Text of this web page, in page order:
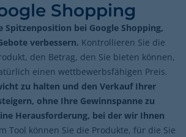
Shopping
Spitzenposition bei Google Shopping,
verbessern. Kontrollieren Sie die
den Betrag, den Sie bieten können,
einen wettbewerbsfähigen Preis.
zu halten und den Verkauf Ihrer
ohne Ihre Gewinnspanne zu
Herausforderung, bei der wir Ihnen
Tool können Sie die Produkte, für die Sie